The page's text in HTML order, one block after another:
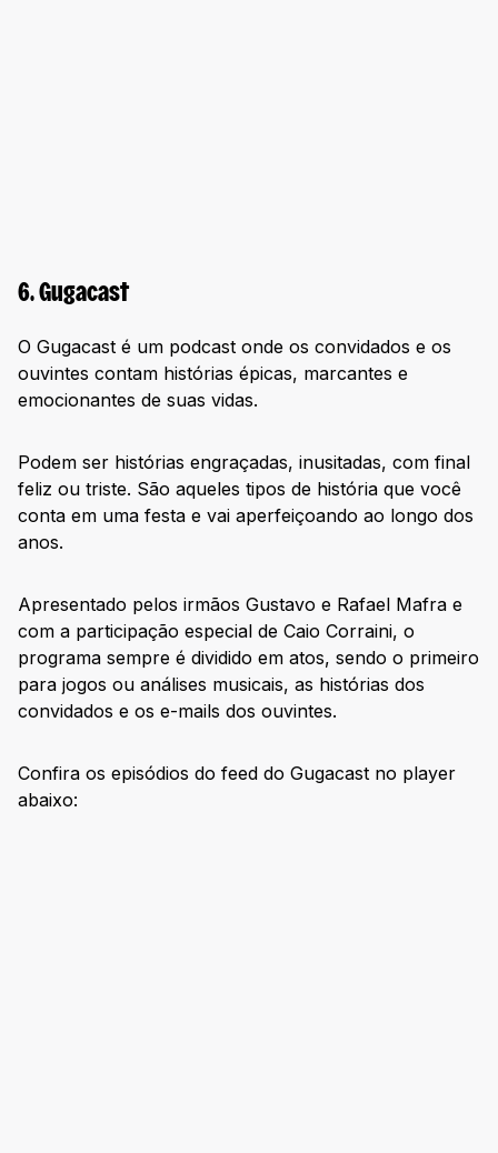
6. Gugacast
O Gugacast é um podcast onde os convidados e os
ouvintes contam histórias épicas, marcantes e
emocionantes de suas vidas.
Podem ser histórias engraçadas, inusitadas, com final
feliz ou triste. São aqueles tipos de história que você
conta em uma festa e vai aperfeiçoando ao longo dos
anos.
Apresentado pelos irmãos Gustavo e Rafael Mafra e
com a participação especial de Caio Corraini, o
programa sempre é dividido em atos, sendo o primeiro
para jogos ou análises musicais, as histórias dos
convidados e os e-mails dos ouvintes.
Confira os episódios do feed do Gugacast no player
abaixo: